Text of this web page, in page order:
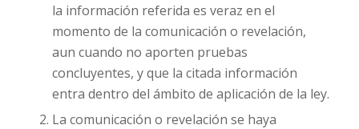
la información referida es veraz en el
momento de la comunicación o revelación,
aun cuando no aporten pruebas
concluyentes, y que la citada información
entra dentro del ámbito de aplicación de la ley.
La comunicación o revelación se haya